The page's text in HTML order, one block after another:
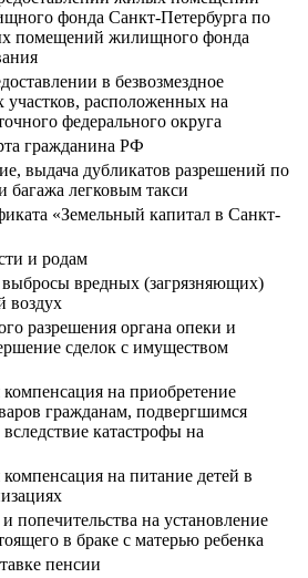
фонда Санкт-Петербурга по
помещений жилищного фонда
в безвозмездное
участков, расположенных на
федерального округа
гражданина РФ
выдача дубликатов разрешений по
багажа легковым такси
«Земельный капитал в Санкт-
и родам
вредных (загрязняющих)
воздух
разрешения органа опеки и
сделок с имуществом
на приобретение
гражданам, подвергшимся
катастрофы на
на питание детей в
попечительства на установление
в браке с матерью ребенка
пенсии